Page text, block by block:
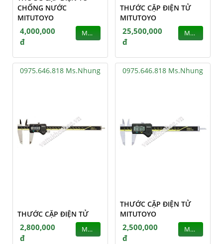
CHỐNG NƯỚC
MITUTOYO
4,000,000
đ
MUA
THƯỚC CẶP ĐIỆN TỬ
MITUTOYO
25,500,000
đ
MUA
0975.646.818 Ms.Nhung
THƯỚC CẶP ĐIỆN TỬ
2,800,000
đ
MUA
0975.646.818 Ms.Nhung
THƯỚC CẶP ĐIỆN TỬ
MITUTOYO
2,500,000
đ
MUA